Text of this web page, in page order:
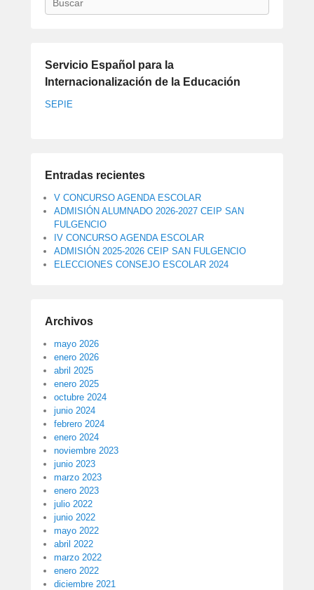
Servicio Español para la
Internacionalización de la Educación
SEPIE
Entradas recientes
V CONCURSO AGENDA ESCOLAR
ADMISIÓN ALUMNADO 2026-2027 CEIP SAN
FULGENCIO
IV CONCURSO AGENDA ESCOLAR
ADMISIÓN 2025-2026 CEIP SAN FULGENCIO
ELECCIONES CONSEJO ESCOLAR 2024
Archivos
mayo 2026
enero 2026
abril 2025
enero 2025
octubre 2024
junio 2024
febrero 2024
enero 2024
noviembre 2023
junio 2023
marzo 2023
enero 2023
julio 2022
junio 2022
mayo 2022
abril 2022
marzo 2022
enero 2022
diciembre 2021